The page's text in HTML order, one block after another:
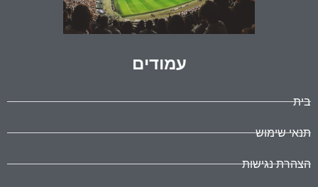
עמודים
בית
תנאי שימוש
הצהרת נגישות